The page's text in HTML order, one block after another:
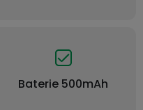
Baterie 500mAh